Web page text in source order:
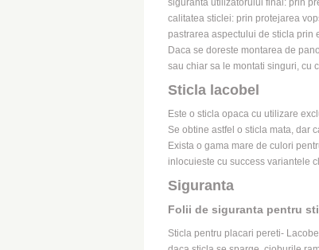
siguranta utilizatorului final: prin
calitatea sticlei: prin protejarea
pastrarea aspectului de sticla prin
Daca se doreste montarea de
sau chiar sa le montati singuri, cu
Sticla lacobel
Este o sticla opaca cu utilizare
Se obtine astfel o sticla mata, dar
Exista o gama mare de culori
inlocuieste cu success variantele
Siguranta
Folii de siguranta pentru
Sticla pentru placari pereti-